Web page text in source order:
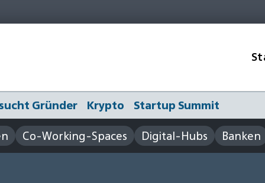
Gründer Krypto
Startup Summit
Co-Working-Spaces Digital-Hubs Banken